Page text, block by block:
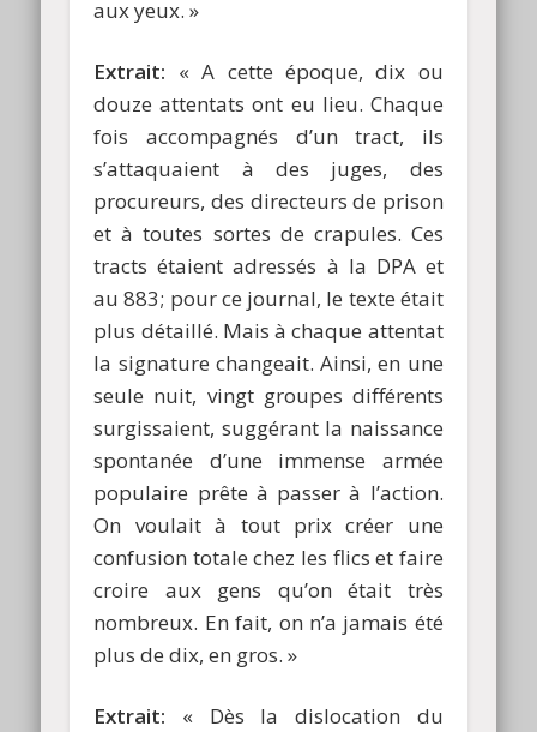
aux yeux. »
Extrait: « A cette époque, dix ou
douze attentats ont eu lieu. Chaque
fois accompagnés d’un tract, ils
s’attaquaient à des juges, des
procureurs, des directeurs de prison
et à toutes sortes de crapules. Ces
tracts étaient adressés à la DPA et
au 883; pour ce journal, le texte était
plus détaillé. Mais à chaque attentat
la signature changeait. Ainsi, en une
seule nuit, vingt groupes différents
surgissaient, suggérant la naissance
spontanée d’une immense armée
populaire prête à passer à l’action.
On voulait à tout prix créer une
confusion totale chez les flics et faire
croire aux gens qu’on était très
nombreux. En fait, on n’a jamais été
plus de dix, en gros. »
Extrait: « Dès la dislocation du